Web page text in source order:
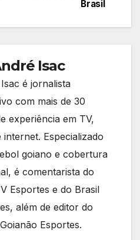
Brasil
Isac
é jornalista
com mais de 30
experiência em TV,
internet. Especializado
goiano e cobertura
é comentarista do
Esportes e do Brasil
além de editor do
Esportes.